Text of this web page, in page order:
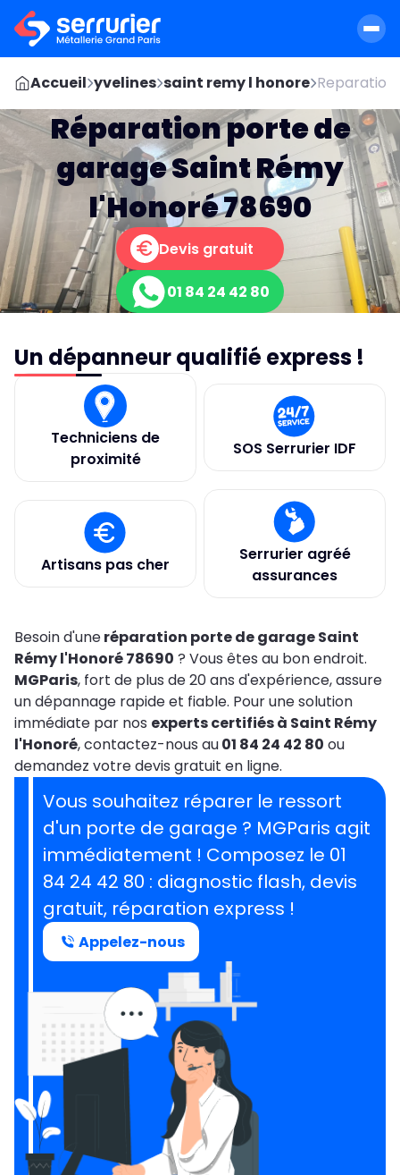
Accueil yvelines saint remy l honore
Réparation porte de
garage Saint Rémy
l'Honoré 78690
Devis gratuit
01 84 24 42 80
Un dépanneur qualifié express !
Techniciens de
proximité
SOS Serrurier IDF
Artisans pas cher
Serrurier agréé
assurances
Besoin d'uneréparation porte de garage Saint
Rémy l'Honoré 78690 ? Vous êtes au bon endroit.
MGParis, fort de plus de 20 ans d'expérience, assure
un dépannage rapide et fiable. Pour une solution
immédiate par nos experts certifiés à Saint Rémy
l'Honoré, contactez-nous au01 84 24 42 80 ou
demandez votre devis gratuit en ligne.
Vous souhaitez réparer le ressort
d'un porte de garage ? MGParis agit
immédiatement ! Composez le 01
84 24 42 80 : diagnostic flash, devis
gratuit, réparation express !
Appelez-nous